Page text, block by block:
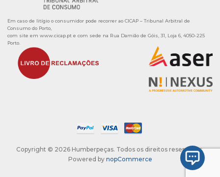
Em caso de litígio o consumidor pode recorrer ao CICAP – Tribunal Arbitral de
Consumo do Porto,
com site em www.cicap.pt e com sede na Rua Damião de Góis, 31, Loja 6, 4050-225
Porto.
Copyright © 2026 Humberpeças. Todos os direitos reservados.
Powered by nopCommerce